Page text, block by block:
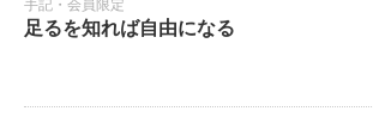
手記・会員限定
足るを知れば自由になる